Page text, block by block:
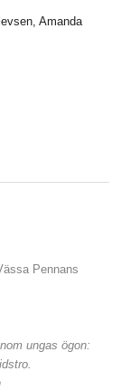
Amanda
Pennans
ungas ögon: